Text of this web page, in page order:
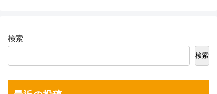
検索
検索